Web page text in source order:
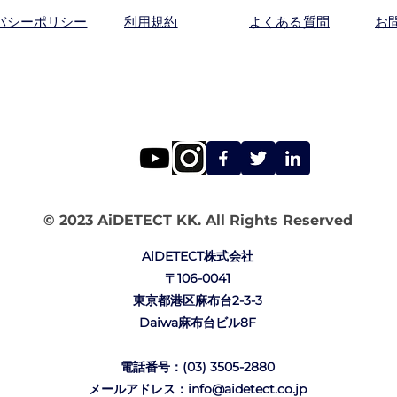
シーポリシー 利用規約 よくある質問 お
© 2023 AiDETECT KK. All Rights Reserved
AiDETECT株式会社
〒106-0041
東京都港区麻布台2-3-3
Daiwa麻布台ビル8F
電話番号：(03) 3505-2880
メールアドレス：info@aidetect.co.jp